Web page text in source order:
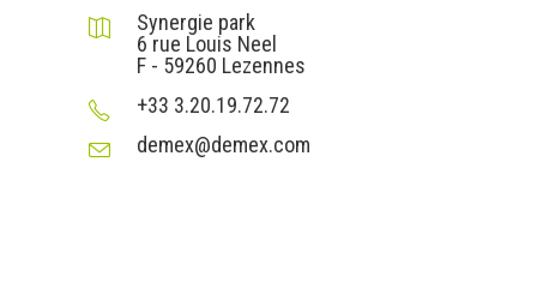
Synergie park
6 rue Louis Neel
F - 59260 Lezennes
+33 3.20.19.72.72
demex@demex.com